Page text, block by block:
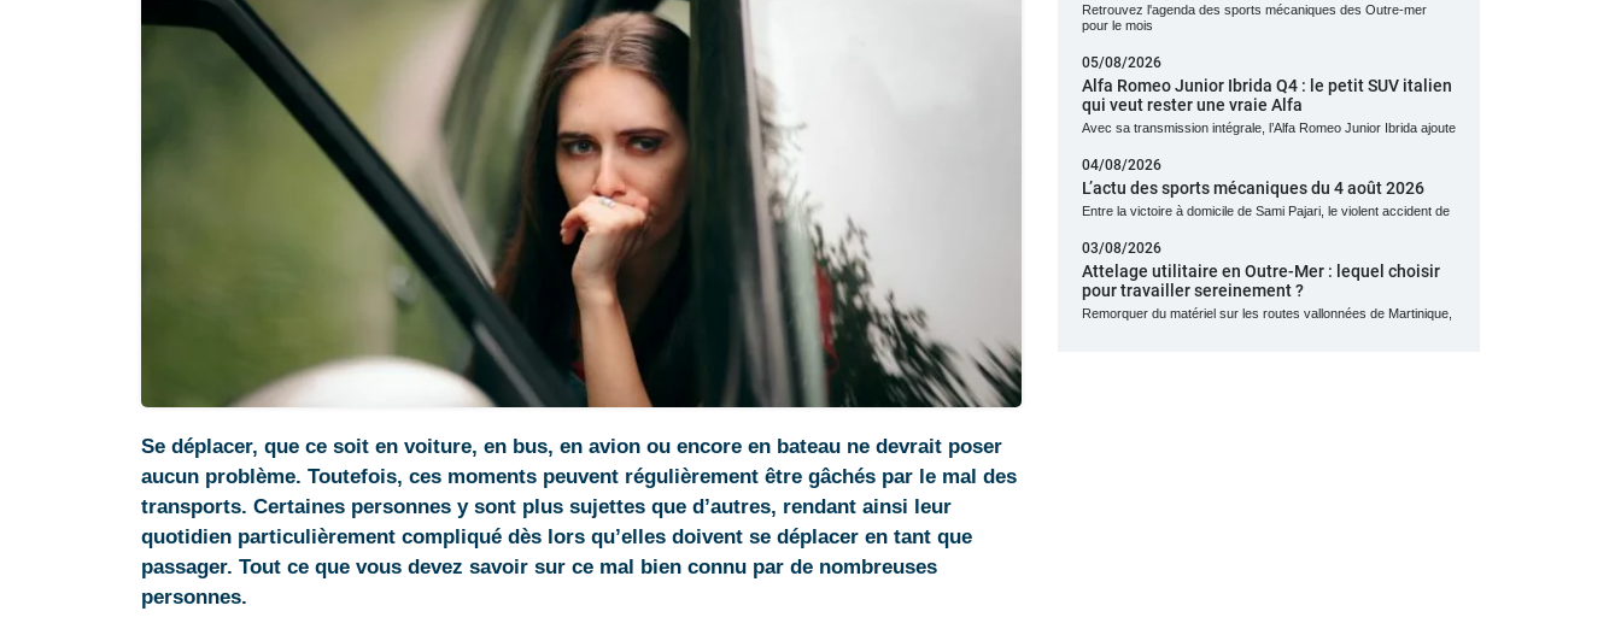
Se déplacer, que ce soit en voiture, en bus, en avion ou encore en bateau ne devrait poser
aucun problème. Toutefois, ces moments peuvent régulièrement être gâchés par le mal des
transports. Certaines personnes y sont plus sujettes que d’autres, rendant ainsi leur
quotidien particulièrement compliqué dès lors qu’elles doivent se déplacer en tant que
passager. Tout ce que vous devez savoir sur ce mal bien connu par de nombreuses
personnes.
Retrouvez l'agenda des sports mécaniques des Outre-mer
pour le mois
05/08/2026
Alfa Romeo Junior Ibrida Q4 : le petit SUV italien
qui veut rester une vraie Alfa
Avec sa transmission intégrale, l’Alfa Romeo Junior Ibrida ajoute
04/08/2026
L’actu des sports mécaniques du 4 août 2026
Entre la victoire à domicile de Sami Pajari, le violent accident de
03/08/2026
Attelage utilitaire en Outre-Mer : lequel choisir
pour travailler sereinement ?
Remorquer du matériel sur les routes vallonnées de Martinique,